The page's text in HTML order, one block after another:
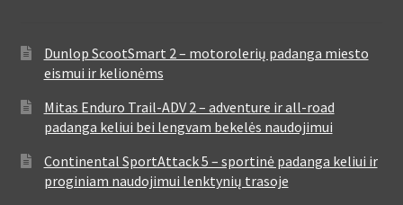
Dunlop ScootSmart 2 – motorolerių padanga miesto
eismui ir kelionėms
Mitas Enduro Trail-ADV 2 – adventure ir all-road
padanga keliui bei lengvam bekelės naudojimui
Continental SportAttack 5 – sportinė padanga keliui ir
proginiam naudojimui lenktynių trasoje